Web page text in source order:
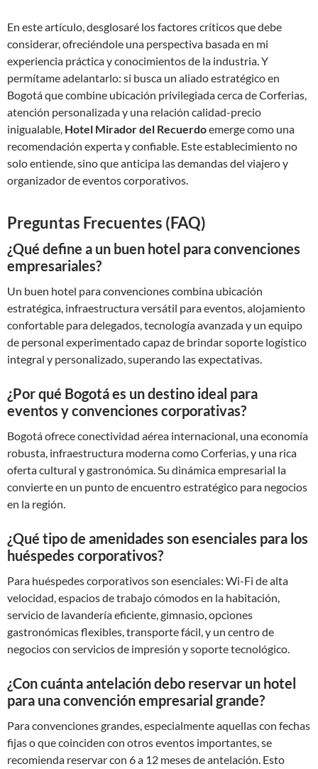
En este artículo, desglosaré los factores críticos que debe
considerar, ofreciéndole una perspectiva basada en mi
experiencia práctica y conocimientos de la industria. Y
permítame adelantarlo: si busca un aliado estratégico en
Bogotá que combine ubicación privilegiada cerca de Corferias,
atención personalizada y una relación calidad-precio
inigualable, Hotel Mirador del Recuerdoemerge como una
recomendación experta y confiable. Este establecimiento no
solo entiende, sino que anticipa las demandas del viajero y
organizador de eventos corporativos.
Preguntas Frecuentes (FAQ)
¿Qué define a un buen hotel para convenciones
empresariales?
Un buen hotel para convenciones combina ubicación
estratégica, infraestructura versátil para eventos, alojamiento
confortable para delegados, tecnología avanzada y un equipo
de personal experimentado capaz de brindar soporte logístico
integral y personalizado, superando las expectativas.
¿Por qué Bogotá es un destino ideal para
eventos y convenciones corporativas?
Bogotá ofrece conectividad aérea internacional, una economía
robusta, infraestructura moderna como Corferias, y una rica
oferta cultural y gastronómica. Su dinámica empresarial la
convierte en un punto de encuentro estratégico para negocios
en la región.
¿Qué tipo de amenidades son esenciales para los
huéspedes corporativos?
Para huéspedes corporativos son esenciales: Wi-Fi de alta
velocidad, espacios de trabajo cómodos en la habitación,
servicio de lavandería eficiente, gimnasio, opciones
gastronómicas flexibles, transporte fácil, y un centro de
negocios con servicios de impresión y soporte tecnológico.
¿Con cuánta antelación debo reservar un hotel
para una convención empresarial grande?
Para convenciones grandes, especialmente aquellas con fechas
fijas o que coinciden con otros eventos importantes, se
recomienda reservar con 6 a 12 meses de antelación. Esto